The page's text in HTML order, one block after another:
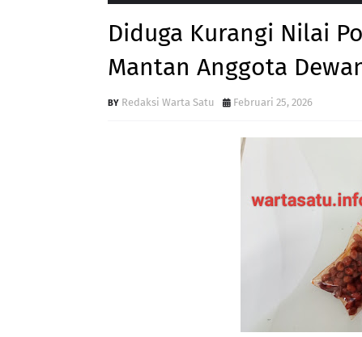
Diduga Kurangi Nilai
Mantan Anggota
Redaksi Warta Satu Februari 25, 2026